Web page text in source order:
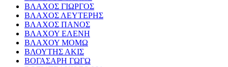
ΒΛΑΧΟΣ ΓΙΩΡΓΟΣ
ΒΛΑΧΟΣ ΛΕΥΤΕΡΗΣ
ΒΛΑΧΟΣ ΠΑΝΟΣ
ΒΛΑΧΟΥ ΕΛΕΝΗ
ΒΛΑΧΟΥ ΜΟΜΩ
ΒΛΟΥΤΗΣ ΑΚΙΣ
ΒΟΓΑΣΑΡΗ ΓΩΓΩ